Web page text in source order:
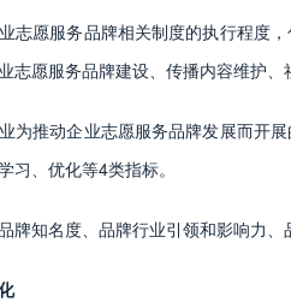
志愿服务品牌相关制度的执行程度
志愿服务品牌建设、传播内容维护、
为推动企业志愿服务品牌发展而开
习、优化等4类指标。
牌知名度、品牌行业引领和影响力